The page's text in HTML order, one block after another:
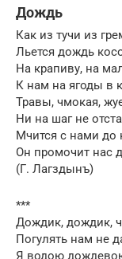
Дождь
Как из тучи из
Льется дождь
На крапиву, на
К нам на ягоды в
Травы, чмокая,
Ни на шаг не
Мчится с нами до
Он промочит нас
(Г. Лагздынъ)
***
Дождик, дождик,
Погулять нам не
Я водою